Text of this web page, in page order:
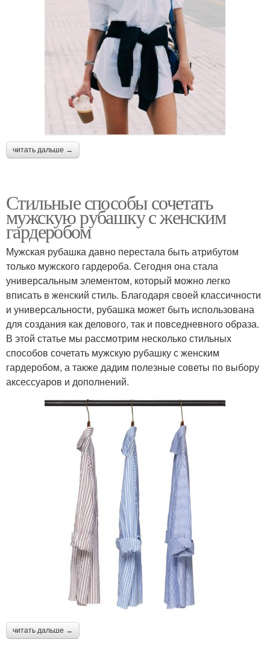
читать дальше →
Стильные способы сочетать
мужскую рубашку с женским
гардеробом
Мужская рубашка давно перестала быть атрибутом
только мужского гардероба. Сегодня она стала
универсальным элементом, который можно легко
вписать в женский стиль. Благодаря своей классичности
и универсальности, рубашка может быть использована
для создания как делового, так и повседневного образа.
В этой статье мы рассмотрим несколько стильных
способов сочетать мужскую рубашку с женским
гардеробом, а также дадим полезные советы по выбору
аксессуаров и дополнений.
читать дальше →